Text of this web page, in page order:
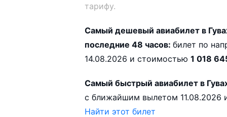
тарифу.
Самый дешевый авиабилет в
последние 48 часов:билет по направлению Мумбаи — Гувахати с вылетом
14.08.2026 и стоимостью1 018
Самый быстрый авиабилет в
Найти этот билет